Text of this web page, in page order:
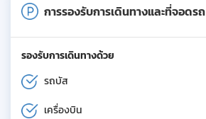
การรองรับการเดินทางและที่จอดรถ
รองรับการเดินทางด้วย
รถบัส
เครื่องบิน